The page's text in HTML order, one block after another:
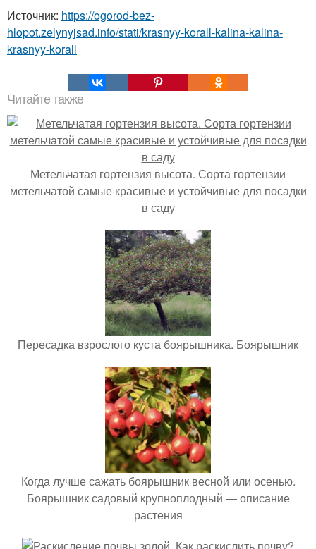
Источник: https://ogorod-bez-
hlopot.zelynyjsad.info/stati/krasnyy-korall-kalina-kalina-
krasnyy-korall
Читайте также
Метельчатая гортензия высота. Сорта гортензии
метельчатой самые красивые и устойчивые для посадки
в саду
Пересадка взрослого куста боярышника. Боярышник
Когда лучше сажать боярышник весной или осенью.
Боярышник садовый крупноплодный — описание
растения